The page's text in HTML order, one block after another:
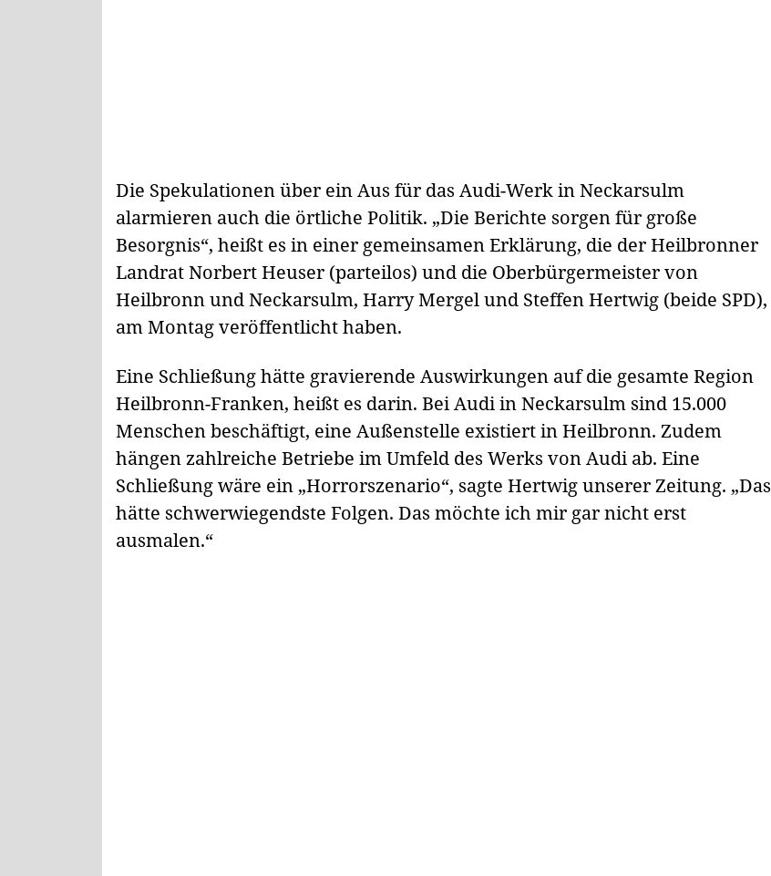
Die Spekulationen über ein Aus für das Audi-Werk in Neckarsulm
alarmieren auch die örtliche Politik. „Die Berichte sorgen für große
Besorgnis“, heißt es in einer gemeinsamen Erklärung, die der Heilbronner
Landrat Norbert Heuser (parteilos) und die Oberbürgermeister von
Heilbronn und Neckarsulm, Harry Mergel und Steffen Hertwig (beide SPD),
am Montag veröffentlicht haben.
Eine Schließung hätte gravierende Auswirkungen auf die gesamte Region
Heilbronn-Franken, heißt es darin. Bei Audi in Neckarsulm sind 15.000
Menschen beschäftigt, eine Außenstelle existiert in Heilbronn. Zudem
hängen zahlreiche Betriebe im Umfeld des Werks von Audi ab. Eine
Schließung wäre ein „Horrorszenario“, sagte Hertwig unserer Zeitung. „Das
hätte schwerwiegendste Folgen. Das möchte ich mir gar nicht erst
ausmalen.“